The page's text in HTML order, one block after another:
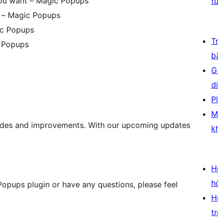
Magic Popups
Popups
and improvements. With our upcoming updates
plugin or have any questions, please feel